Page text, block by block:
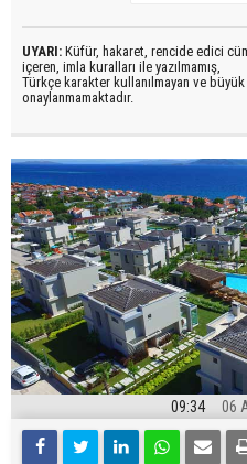
UYARI: Küfür, hakaret, rencide edici
içeren, imla kuralları ile yazılmamış,
Türkçe karakter kullanılmayan ve
onaylanmamaktadır.
09:34 06